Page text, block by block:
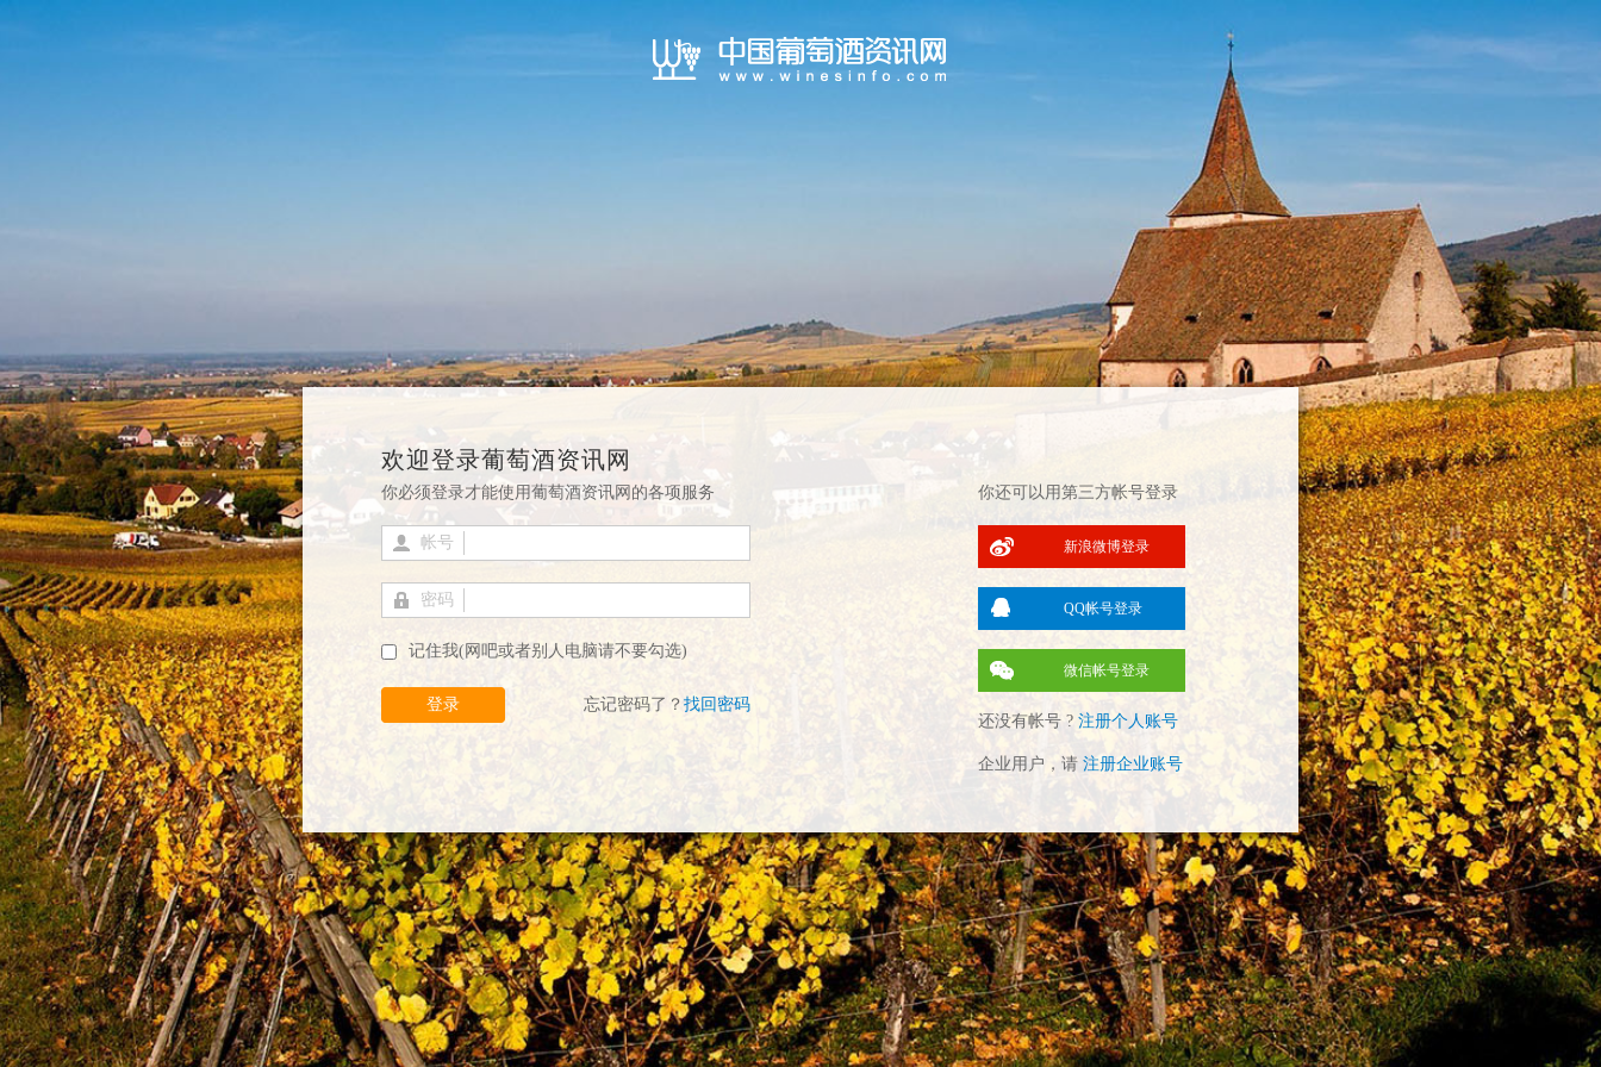
欢迎登录葡萄酒资讯网
你必须登录才能使用葡萄酒资讯网的各项服务
帐号
密码
记住我(网吧或者别人电脑请不要勾选)
登录 忘记密码了？ 找回密码
你还可以用第三方帐号登录
新浪微博登录
QQ帐号登录
微信帐号登录
还没有帐号 ? 注册个人账号
企业用户，请 注册企业账号